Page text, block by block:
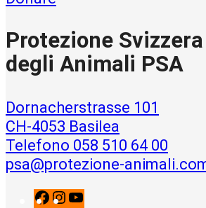
Protezione Svizzera
degli Animali PSA
Dornacherstrasse 101
CH-4053 Basilea
Telefono 058 510 64 00
psa@protezione-
F I